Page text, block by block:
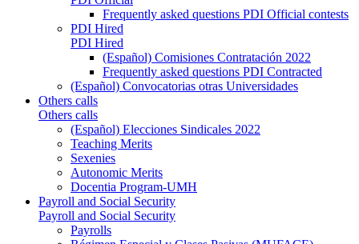
Frequently asked questions PDI Official contests
PDI Hired
PDI Hired
(Español) Comisiones Contratación 2022
Frequently asked questions PDI Contracted
(Español) Convocatorias otras Universidades
Others calls
Others calls
(Español) Elecciones Sindicales 2022
Teaching Merits
Sexenies
Autonomic Merits
Docentia Program-UMH
Payroll and Social Security
Payroll and Social Security
Payrolls